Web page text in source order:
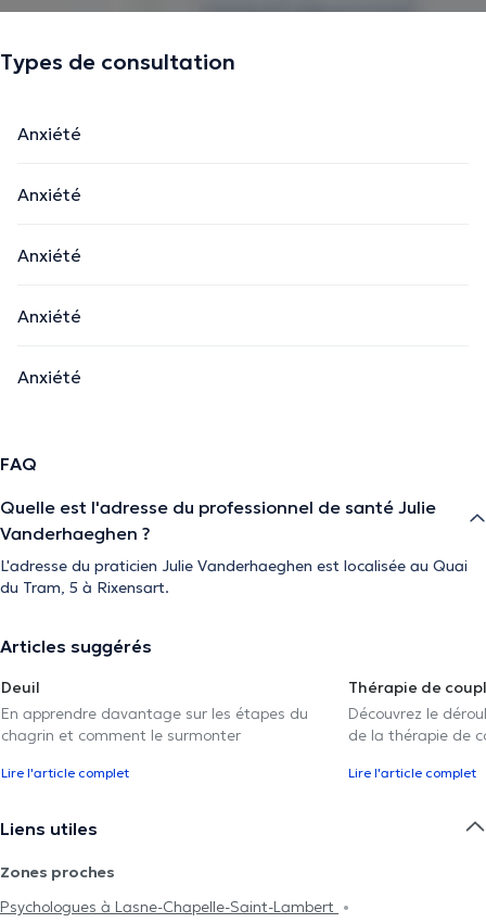
Types de consultation
Anxiété
Anxiété
Anxiété
Anxiété
Anxiété
FAQ
Quelle est l'adresse du professionnel de santé Julie
Vanderhaeghen ?
L'adresse du praticien Julie Vanderhaeghen est localisée au Quai
du Tram, 5 à Rixensart.
Articles suggérés
Deuil
En apprendre davantage sur les étapes du
chagrin et comment le surmonter
Lire l'article complet
Thérapie de
Découvrez le
de la thérapie de
Lire l'article complet
Liens utiles
Zones proches
Psychologues à Lasne-Chapelle-Saint-Lambert